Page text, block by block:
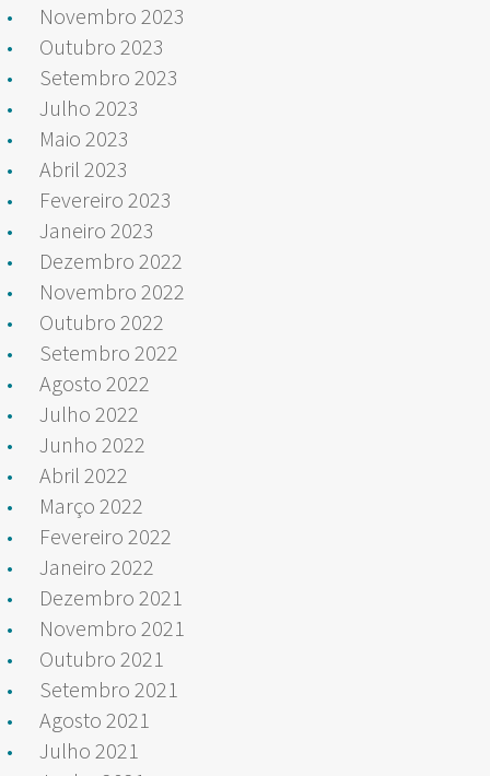
Novembro 2023
Outubro 2023
Setembro 2023
Julho 2023
Maio 2023
Abril 2023
Fevereiro 2023
Janeiro 2023
Dezembro 2022
Novembro 2022
Outubro 2022
Setembro 2022
Agosto 2022
Julho 2022
Junho 2022
Abril 2022
Março 2022
Fevereiro 2022
Janeiro 2022
Dezembro 2021
Novembro 2021
Outubro 2021
Setembro 2021
Agosto 2021
Julho 2021